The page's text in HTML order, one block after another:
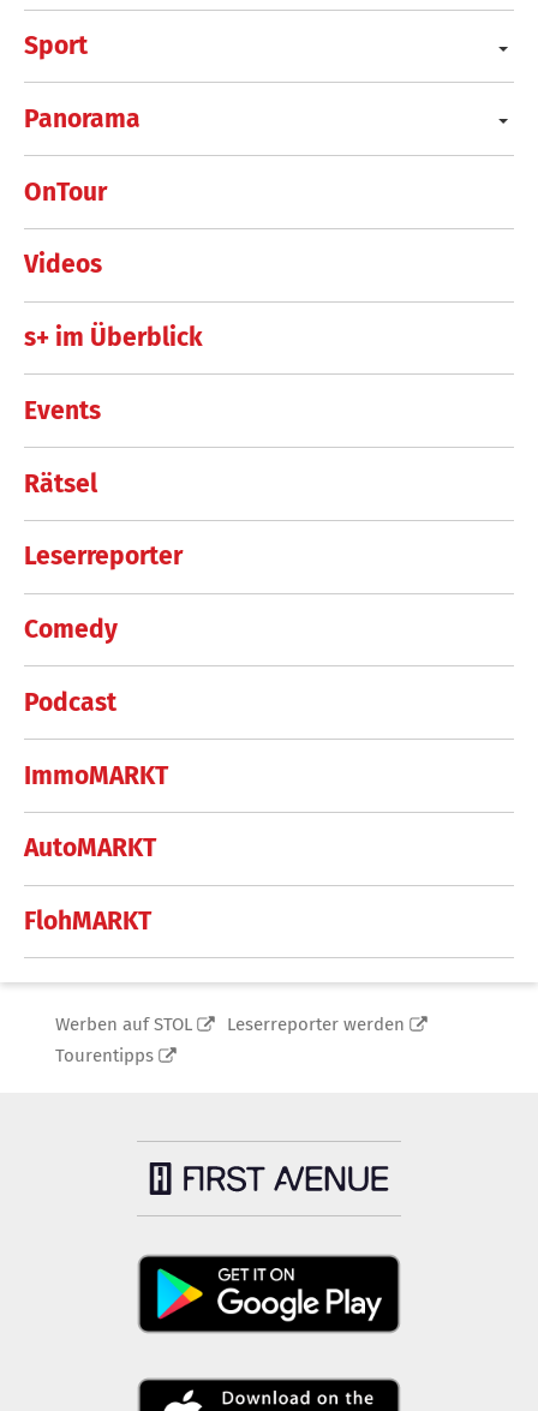
Sport
Panorama
OnTour
Videos
s+ im Überblick
Events
Rätsel
Leserreporter
Comedy
Podcast
ImmoMARKT
AutoMARKT
FlohMARKT
Werben auf STOL
Leserreporter werden
Tourentipps